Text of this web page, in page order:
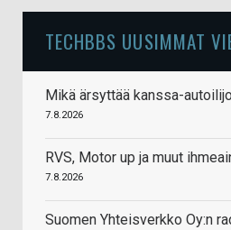
TECHBBS UUSIMMAT
Mikä ärsyttää kanssa-
7.8.2026
RVS, Motor up ja muut
7.8.2026
Suomen Yhteisverkko Oy:n